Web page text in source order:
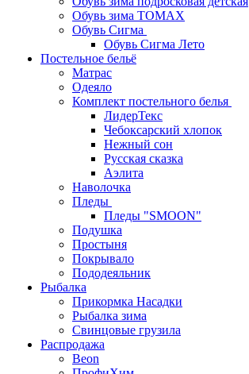
Обувь зима ТОМАХ
Обувь Сигма
Обувь Сигма Лето
Постельное бельё
Матрас
Одеяло
Комплект постельного белья
ЛидерТекс
Чебоксарский хлопок
Нежный сон
Русская сказка
Аэлита
Наволочка
Пледы
Пледы "SMOON"
Подушка
Простыня
Покрывало
Пододеяльник
Рыбалка
Прикормка Насадки
Рыбалка зима
Свинцовые грузила
Распродажа
Beon